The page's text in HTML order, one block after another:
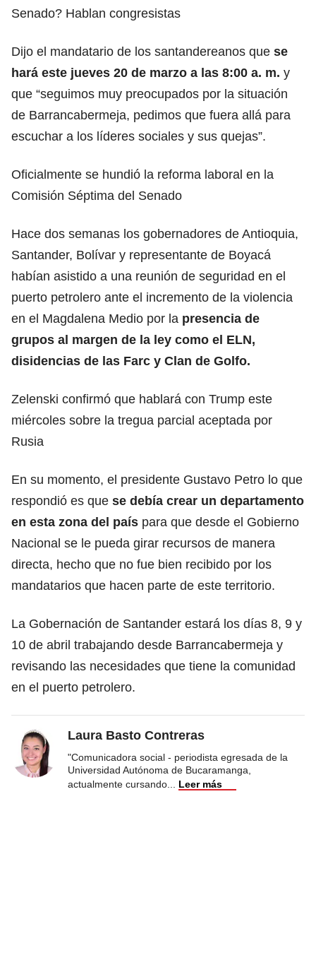
Senado? Hablan congresistas
Dijo el mandatario de los santandereanos que se
hará este jueves 20 de marzo a las 8:00 a. m. y
que “seguimos muy preocupados por la situación
de Barrancabermeja, pedimos que fuera allá para
escuchar a los líderes sociales y sus quejas”.
Oficialmente se hundió la reforma laboral en la
Comisión Séptima del Senado
Hace dos semanas los gobernadores de Antioquia,
Santander, Bolívar y representante de Boyacá
habían asistido a una reunión de seguridad en el
puerto petrolero ante el incremento de la violencia
en el Magdalena Medio por la presencia de
grupos al margen de la ley como el ELN,
disidencias de las Farc y Clan de Golfo.
Zelenski confirmó que hablará con Trump este
miércoles sobre la tregua parcial aceptada por
Rusia
En su momento, el presidente Gustavo Petro lo que
respondió es que se debía crear un departamento
en esta zona del país para que desde el Gobierno
Nacional se le pueda girar recursos de manera
directa, hecho que no fue bien recibido por los
mandatarios que hacen parte de este territorio.
La Gobernación de Santander estará los días 8, 9 y
10 de abril trabajando desde Barrancabermeja y
revisando las necesidades que tiene la comunidad
en el puerto petrolero.
Laura Basto Contreras
"Comunicadora social - periodista egresada de la
Universidad Autónoma de Bucaramanga,
actualmente cursando
Leer más